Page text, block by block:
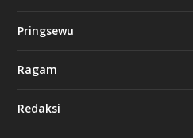
Pringsewu
Ragam
Redaksi